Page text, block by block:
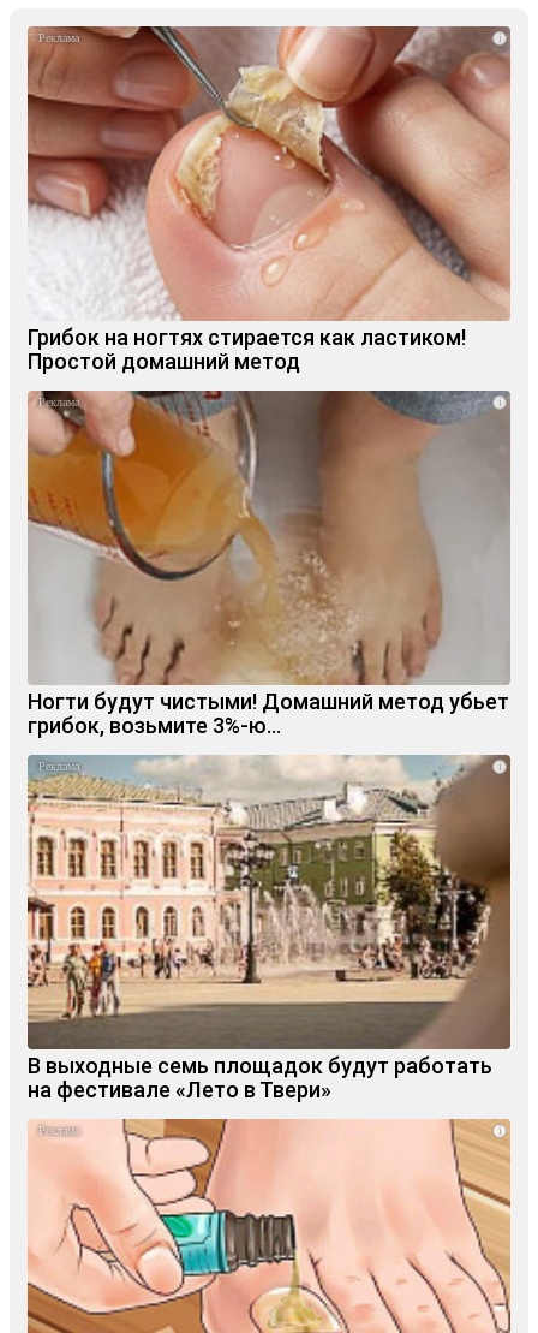
i
Грибок на ногтях стирается как ластиком!
Простой домашний метод
i
Ногти будут чистыми! Домашний метод убьет
грибок, возьмите 3%-ю…
i
В выходные семь площадок будут работать
на фестивале «Лето в Твери»
i